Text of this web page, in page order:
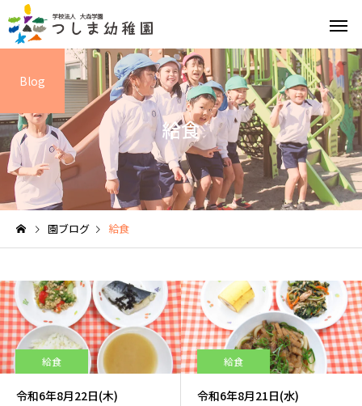
英語教育 園の特
給食と食育 園の1日
給食
Blog
園ブログ 給食
給食
令和6年8月22日(木)
給食
令和6年8月21日(水)